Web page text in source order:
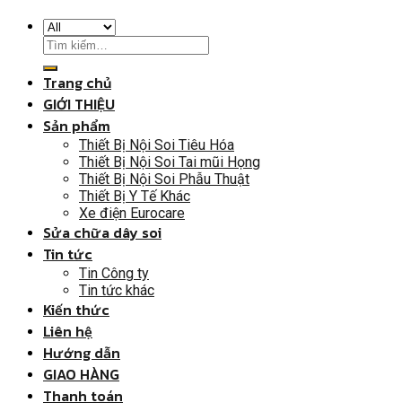
Trang chủ
GIỚI THIỆU
Sản phẩm
Thiết Bị Nội Soi Tiêu Hóa
Thiết Bị Nội Soi Tai mũi Họng
Thiết Bị Nội Soi Phẫu Thuật
Thiết Bị Y Tế Khác
Xe điện Eurocare
Sửa chữa dây soi
Tin tức
Tin Công ty
Tin tức khác
Kiến thức
Liên hệ
Hướng dẫn
GIAO HÀNG
Thanh toán